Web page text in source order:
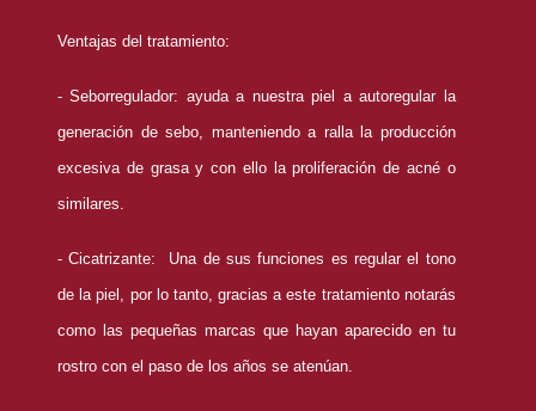
Ventajas del tratamiento:
- Seborregulador: ayuda a nuestra piel a autoregular la
generación de sebo, manteniendo a ralla la producción
excesiva de grasa y con ello la proliferación de acné o
similares.
- Cicatrizante: Una de sus funciones es regular el tono
de la piel, por lo tanto, gracias a este tratamiento notarás
como las pequeñas marcas que hayan aparecido en tu
rostro con el paso de los años se atenúan.